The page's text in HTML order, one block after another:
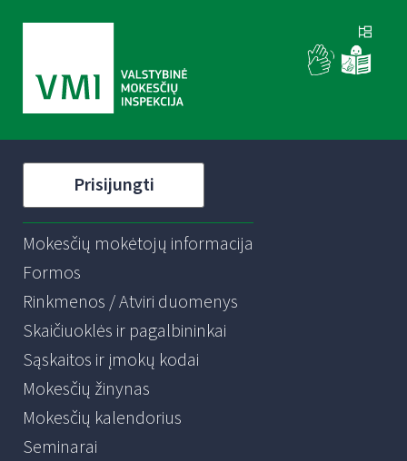
Prisijungti
Mokesčių mokėtojų informacija
Formos
Rinkmenos / Atviri duomenys
Skaičiuoklės ir pagalbininkai
Sąskaitos ir įmokų kodai
Mokesčių žinynas
Mokesčių kalendorius
Seminarai